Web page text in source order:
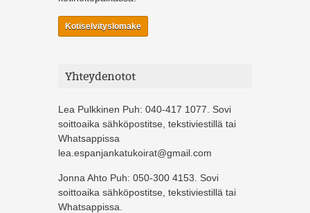
Kotiselvityslomake
Yhteydenotot
Lea Pulkkinen Puh: 040-417 1077. Sovi
soittoaika sähköpostitse, tekstiviestillä tai
Whatsappissa
lea.espanjankatukoirat@gmail.com
Jonna Ahto Puh: 050-300 4153. Sovi
soittoaika sähköpostitse, tekstiviestillä tai
Whatsappissa.